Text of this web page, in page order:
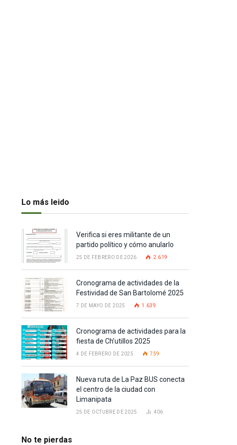
Lo más leido
Verifica si eres militante de un
partido político y cómo anularlo
25 DE FEBRERO DE 2026 2.619
Cronograma de actividades de la
Festividad de San Bartolomé 2025
7 DE MAYO DE 2025 1.639
Cronograma de actividades para la
fiesta de Ch’utillos 2025
4 DE FEBRERO DE 2025 759
Nueva ruta de La Paz BUS conecta
el centro de la ciudad con
Limanipata
25 DE OCTUBRE DE 2025 406
No te pierdas